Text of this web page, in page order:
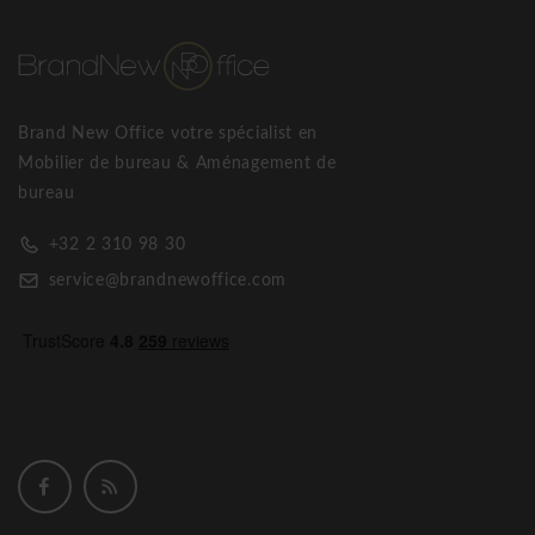
Brand New Office votre spécialist en
Mobilier de bureau & Aménagement de
bureau
+32 2 310 98 30
service@brandnewoffice.com